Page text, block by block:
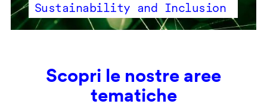
Sustainability and Inclusion
Scopri le nostre aree
tematiche